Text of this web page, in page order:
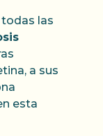
las
a sus
esta